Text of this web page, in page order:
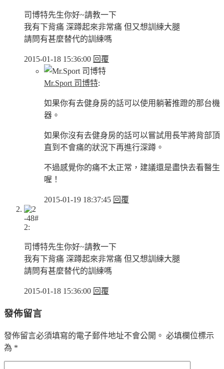
司博特先生你好~請教一下
我有下背痛 深蹲起來非常痛 但又想訓練大腿
請問有甚麼替代的訓練嗎
2015-01-18 15:36:00 回覆
Mr.Sport 司博特:
如果你有去健身房的話可以使用躺著推蹬的那台機
器。
如果你沒有去健身房的話可以嘗試用長竿將背部頂
直到不會痛的狀況下再進行深蹲。
不過感覺你的痛不太正常，建議還是盡快去看醫生
喔！
2015-01-19 18:37:45 回覆
-48#
2:
司博特先生你好~請教一下
我有下背痛 深蹲起來非常痛 但又想訓練大腿
請問有甚麼替代的訓練嗎
2015-01-18 15:36:00 回覆
發佈留言
發佈留言必須填寫的電子郵件地址不會公開。 必填欄位標示
為 *